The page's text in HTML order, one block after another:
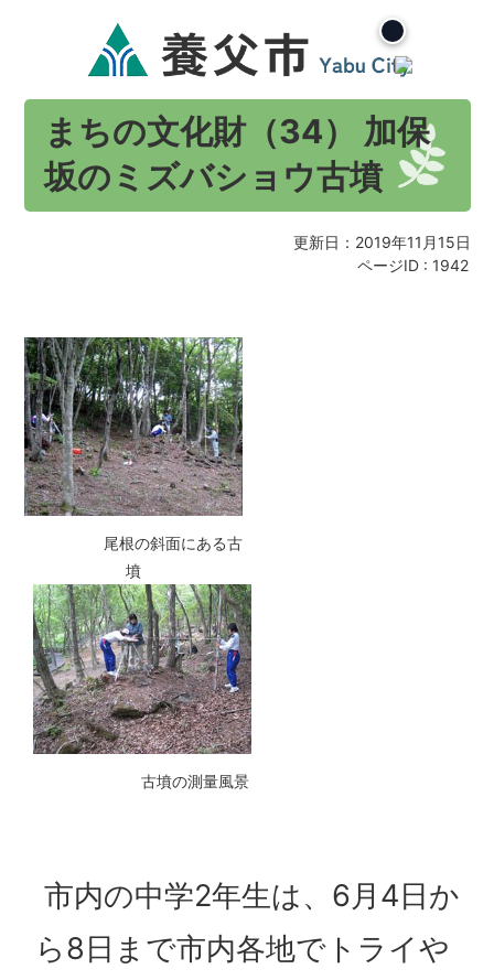
まちの文化財（34） 加保
坂のミズバショウ古墳
更新日：2019年11月15日
ページID : 1942
尾根の斜面にある古
墳
古墳の測量風景
市内の中学2年生は、6月4日か
ら8日まで市内各地でトライや